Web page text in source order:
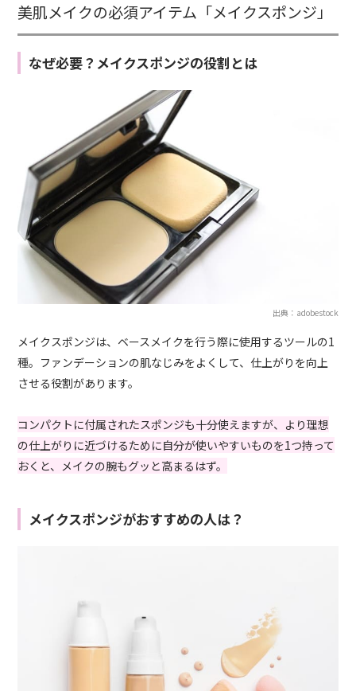
美肌メイクの必須アイテム「メイクスポンジ」
なぜ必要？メイクスポンジの役割とは
出典：adobestock
メイクスポンジは、ベースメイクを行う際に使用するツールの1
種。ファンデーションの肌なじみをよくして、仕上がりを向上
させる役割があります。
コンパクトに付属されたスポンジも十分使えますが、より理想
の仕上がりに近づけるために自分が使いやすいものを1つ持って
おくと、メイクの腕もグッと高まるはず。
メイクスポンジがおすすめの人は？